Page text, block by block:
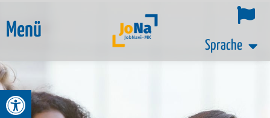
Werkzeugleiste öffnen
Menü
Sprache